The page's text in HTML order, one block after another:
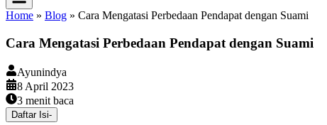
Home » Blog » Cara Mengatasi Perbedaan Pendapat dengan Suami
Cara Mengatasi Perbedaan Pendapat dengan Suami
Ayunindya
8 April 2023
3 menit baca
Daftar Isi-